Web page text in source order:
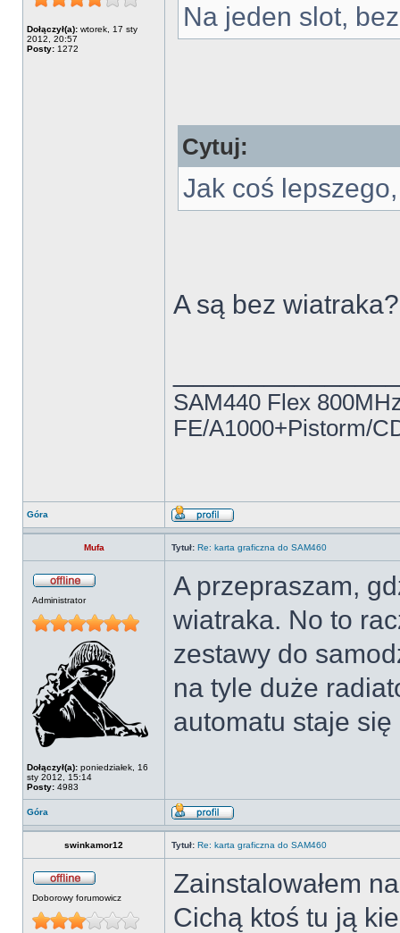
Dołączył(a): wtorek, 17 sty
2012, 20:57
Posty: 1272
Na jeden slot,
Cytuj:
Jak coś
A są bez wiatraka?
SAM440 Flex
FE/A1000+Pistorm/
Góra
Mufa Tytuł: Re: karta graficzna do SAM460
Administrator
Dołączył(a): poniedziałek, 16
sty 2012, 15:14
Posty: 4983
A przepraszam,
wiatraka. No to
zestawy do
na tyle duże
automatu staje
Góra
swinkamor12 Tytuł: Re: karta graficzna do SAM460
Doborowy forumowicz
Zainstalowałem
Cichą ktoś tu ją